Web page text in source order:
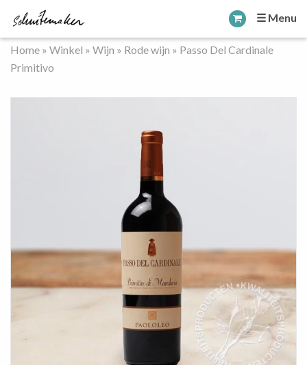
☰ Menu
Home » Winkel » Wijn » Rode wijn » Passo Del Cardinale
Primitivo